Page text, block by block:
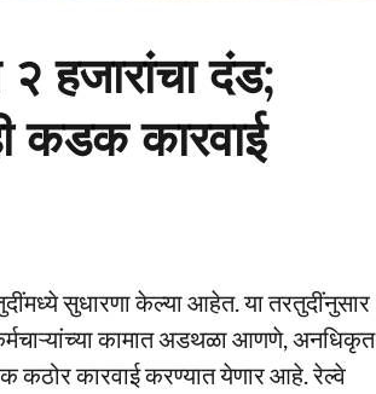
हजारांचा दंड;
कडक कारवाई
सुधारणा केल्या आहेत. या तरतुदींनुसार
कामात अडथळा आणणे, अनधिकृत
कठोर कारवाई करण्यात येणार आहे. रेल्वे